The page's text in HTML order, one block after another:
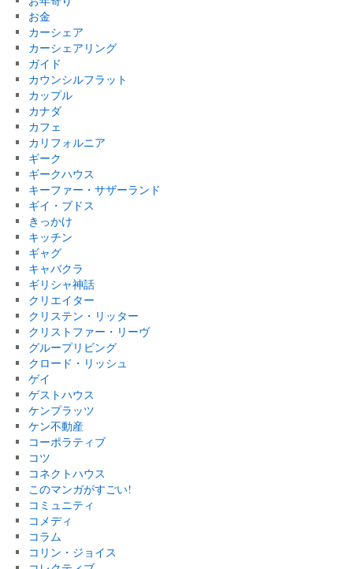
お金
カーシェア
カーシェアリング
ガイド
カウンシルフラット
カップル
カナダ
カフェ
カリフォルニア
ギーク
ギークハウス
キーファー・サザーランド
ギイ・ブドス
きっかけ
キッチン
ギャグ
キャバクラ
ギリシャ神話
クリエイター
クリステン・リッター
クリストファー・リーヴ
グループリビング
クロード・リッシュ
ゲイ
ゲストハウス
ケンプラッツ
ケン不動産
コーポラティブ
コツ
コネクトハウス
このマンガがすごい!
コミュニティ
コメディ
コラム
コリン・ジョイス